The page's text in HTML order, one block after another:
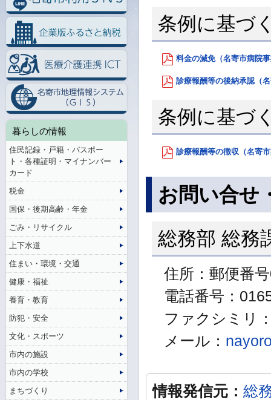
条例に基づ
料金の減免（名寄市病院
診療報酬等の後納承認（
条例に基づ
診療報酬等の徴収（名寄
お問い合せ
総務部 総務
住所：郵便番
電話番号：
ファクシミリ
メール：
情報発信元： 総
暮らしの情報
住民記録・戸籍・パスポー
ト・各種証明・マイナンバー
カード
税金
国保・後期高齢・年金
ごみ・リサイクル
上下水道
住まい・環境・交通
健康・福祉
養育・教育
防犯・安全
文化・スポーツ
市内の施設
市内の学校
まちづくり